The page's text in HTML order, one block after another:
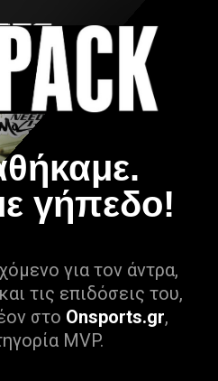
γήπεδο!
για τον άντρα,
τις επιδόσεις του,
στο Onsports.gr,
MVP.